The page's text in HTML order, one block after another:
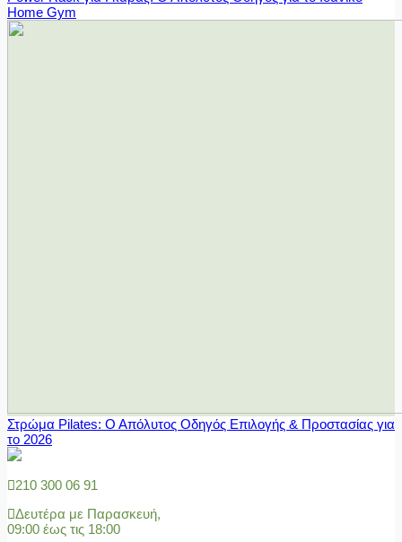
Home Gym
Στρώμα Pilates: Ο Απόλυτος Οδηγός Επιλογής & Προστασίας για
το 2026
210 300 06 91
Δευτέρα με Παρασκευή,
09:00 έως τις 18:00